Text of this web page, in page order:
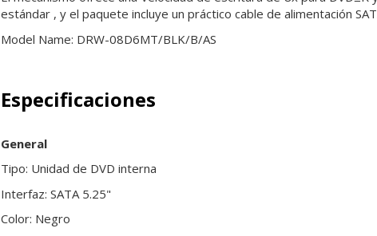
estándar , y el paquete incluye un práctico cable de alimentación
Model Name: DRW-08D6MT/BLK/B/AS
Especificaciones
General
Tipo: Unidad de DVD interna
Interfaz: SATA 5.25"
Color: Negro